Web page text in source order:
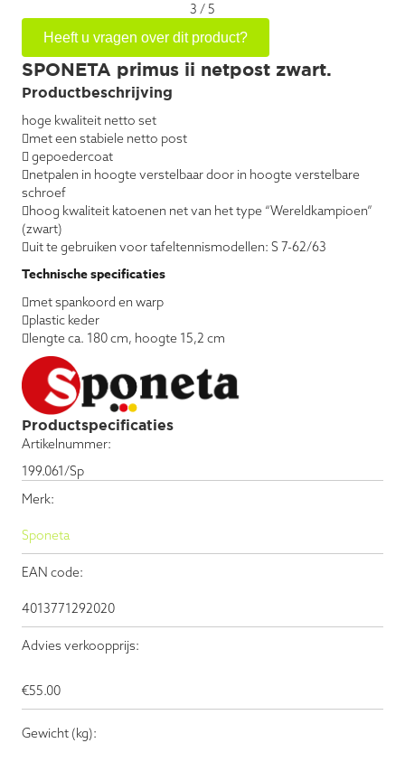
Productspecificaties
Artikelnummer:
199.061/Sp
Merk:
Sponeta
EAN code:
4013771292020
Advies verkoopprijs:
€55.00
Gewicht (kg):
3 /5
Heeft u vragen over dit product?
SPONETA primus ii netpost zwart.
Productbeschrijving
hoge kwaliteit netto set
met een stabiele netto post
 gepoedercoat
netpalen in hoogte verstelbaar door in hoogte verstelbare
schroef
hoog kwaliteit katoenen net van het type “Wereldkampioen”
(zwart)
uit te gebruiken voor tafeltennismodellen: S 7-62/63
Technische specificaties
met spankoord en warp
plastic keder
lengte ca. 180 cm, hoogte 15,2 cm